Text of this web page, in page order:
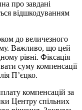
про завдані
відшкодуванням
до величезного
Важливо, що цей
рівні. Фіксація
суму компенсації
Пʼєцко.
компенсацій за
Центру спільних